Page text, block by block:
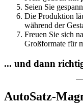
Seien Sie
Die Produktion
während der
Freuen Sie sich
Großformate für
... und dann
AutoSatz-